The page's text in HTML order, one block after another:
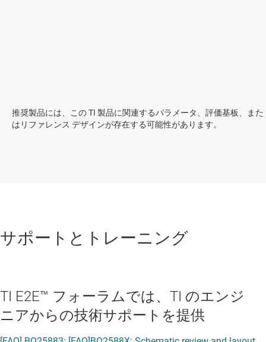
推奨製品には、この TI 製品に関連するパラメータ、評価基板、また
はリファレンス デザインが存在する可能性があります。
サポートとトレーニング
TI E2E™ フォーラムでは、TI のエンジ
ニアからの技術サポートを提供